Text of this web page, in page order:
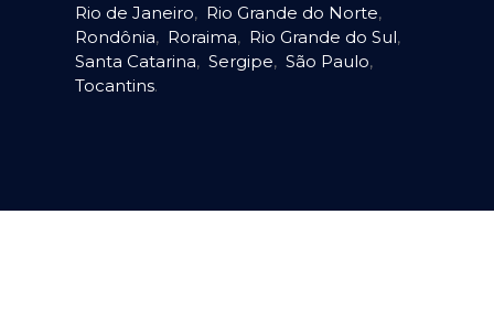
Rio de Janeiro, Rio Grande do Norte,
Rondônia, Roraima, Rio Grande do Sul,
Santa Catarina, Sergipe, São Paulo,
Tocantins.